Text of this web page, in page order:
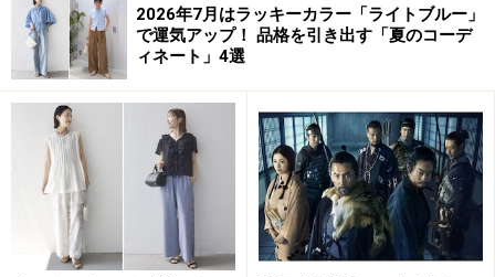
卒園・卒業式は、華美になりすぎないようにという配慮
から、ネイビー、ブラックなど、ダークカラーのセレモ
ニースーツが好まれます。そのため、コサージュが目立
ちすぎるのは得策ではありません。また、コサージュを
黒っぽい色にすると、喪のイメージになりがちです。鮮
やかな赤やオレンジ、濃いピンク、黒っぽいコサージュ
は、避けた方がよいでしょう。
卒園・卒業式のコサージュの色は、ベージュ系、明るめ
2026年7月はラッキーカラー「ライトブルー」
で運気アップ！ 品格を引き出す「夏のコーデ
ィネート」4選